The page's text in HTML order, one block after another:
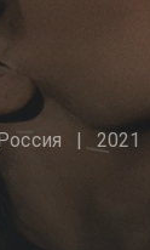
2021